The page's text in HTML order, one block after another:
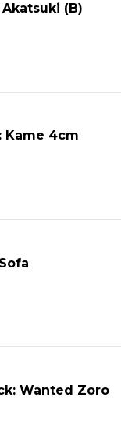
(B)
Kame 4cm
Wanted Zoro